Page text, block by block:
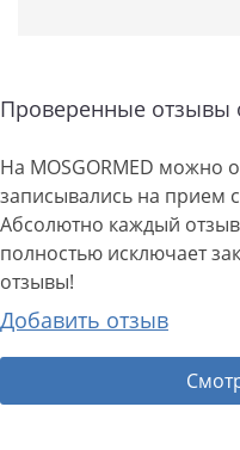
Проверенные отзывы
На MOSGORMED можно
записывались на прием
Абсолютно каждый
полностью исключает
отзывы!
Добавить отзыв